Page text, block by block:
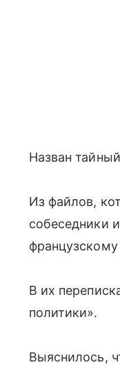
Назван
Из файлов,
собеседники
В их
политики».
Выяснилось,